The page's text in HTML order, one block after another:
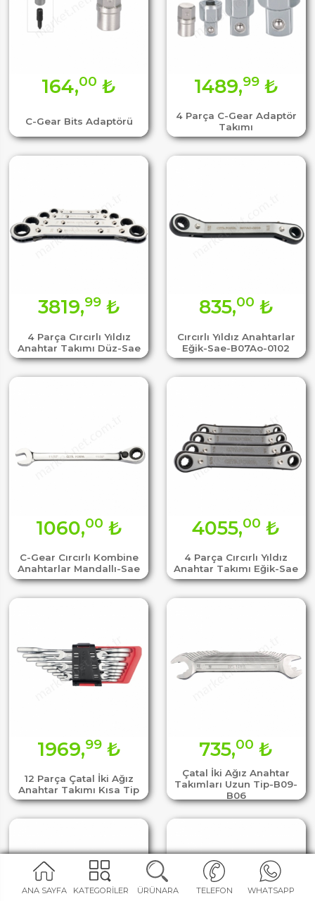
ANA SAYFA KATEGORİLER ÜRÜNARA TELEFON WHATSAPP
C-Gear Bits Adaptörü
164,00 ₺
4 Parça C-Gear Adaptör
Takımı
1489,99₺
4 Parça Cırcırlı Yıldız
Anahtar Takımı Düz-Sae
3819,99₺
Cırcırlı Yıldız Anahtarlar
Eğik-Sae-B07Ao-0102
835,00 ₺
C-Gear Cırcırlı Kombine
Anahtarlar Mandallı-Sae
1060,00 ₺
4 Parça Cırcırlı Yıldız
Anahtar Takımı Eğik-Sae
4055,00 ₺
12 Parça Çatal İki Ağız
Anahtar Takımı Kısa Tip
1969,99₺
Çatal İki Ağız Anahtar
Takımları Uzun Tip-B09-
B06
735,00 ₺